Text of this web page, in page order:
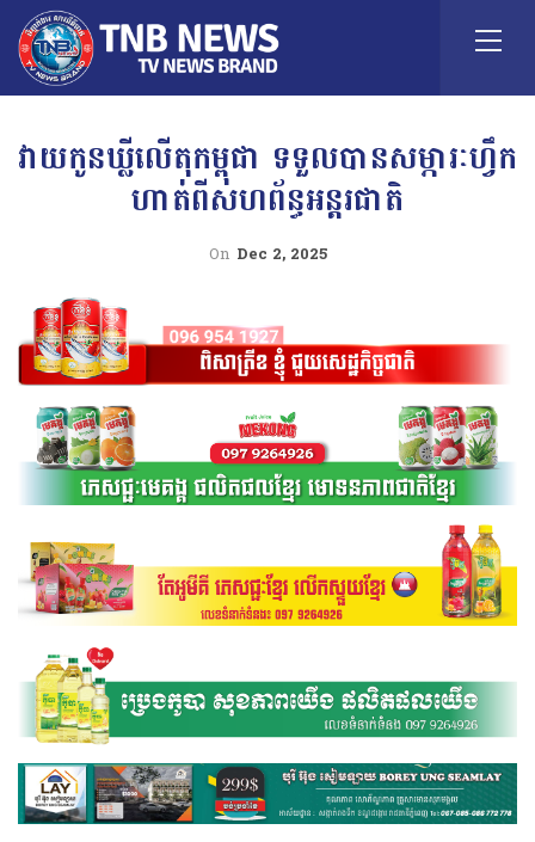
វាយកូនឃ្លីលើតុកម្ពុជា ទទួលបានសម្ភារៈហ្វឹក
ហាត់ពីសហព័ន្ធអន្តរជាតិ
On Dec 2, 2025